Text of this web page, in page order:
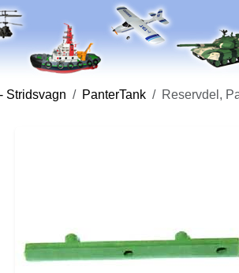
Stridsvagn PanterTank Reservdel,